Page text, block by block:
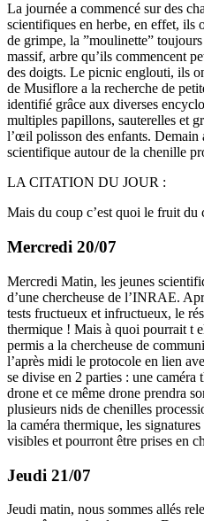
La journée a commencé sur des
scientifiques en herbe, en effet, ils
de grimpe, la ”moulinette”
massif, arbre qu’ils commencent
des doigts. Le picnic englouti, ils
de Musiflore a la recherche de
identifié grâce aux diverses
multiples papillons, sauterelles et
l’œil polisson des enfants. Demain
scientifique autour de la chenille
LA CITATION DU JOUR :
Mais du coup c’est quoi le fruit du
Mercredi 20/07
Mercredi Matin, les jeunes
d’une chercheuse de l’INRAE.
tests fructueux et infructueux, le
thermique ! Mais à quoi pourrait t
permis a la chercheuse de
l’après midi le protocole en lien
se divise en 2 parties : une caméra
drone et ce même drone prendra
plusieurs nids de chenilles
la caméra thermique, les
visibles et pourront être prises en
Jeudi 21/07
Jeudi matin, nous sommes allés